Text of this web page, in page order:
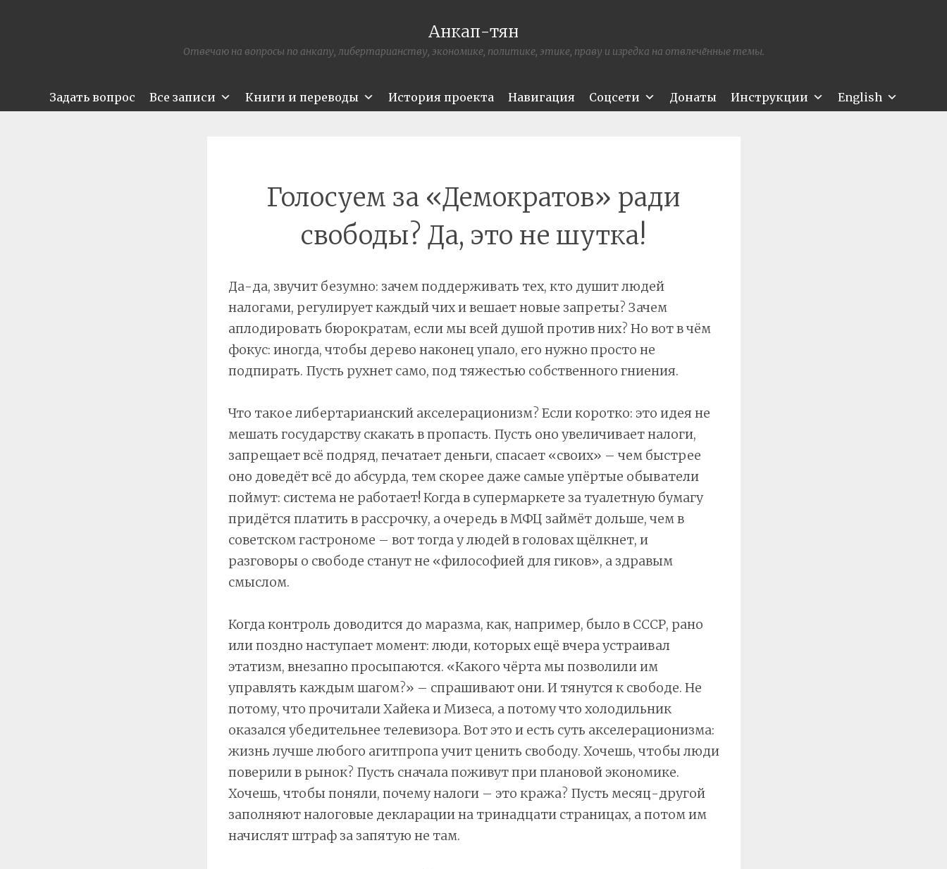
Анкап-тян
Отвечаю на вопросы по анкапу, либертарианству, экономике, политике, этике, праву и изредка на отвлечённые темы.
Задать вопрос Все записи Книги и переводы История проекта Навигация Соцсети Донаты Инструкции English
Голосуем за «Демократов» ради
свободы? Да, это не шутка!
Да-да, звучит безумно: зачем поддерживать тех, кто душит людей
налогами, регулирует каждый чих и вешает новые запреты? Зачем
аплодировать бюрократам, если мы всей душой против них? Но вот в чём
фокус: иногда, чтобы дерево наконец упало, его нужно просто не
подпирать. Пусть рухнет само, под тяжестью собственного гниения.
Что такое либертарианский акселерационизм? Если коротко: это идея не
мешать государству скакать в пропасть. Пусть оно увеличивает налоги,
запрещает всё подряд, печатает деньги, спасает «своих» – чем быстрее
оно доведёт всё до абсурда, тем скорее даже самые упёртые обыватели
поймут: система не работает! Когда в супермаркете за туалетную бумагу
придётся платить в рассрочку, а очередь в МФЦ займёт дольше, чем в
советском гастрономе – вот тогда у людей в головах щёлкнет, и
разговоры о свободе станут не «философией для гиков», а здравым
смыслом.
Когда контроль доводится до маразма, как, например, было в СССР, рано
или поздно наступает момент: люди, которых ещё вчера устраивал
этатизм, внезапно просыпаются. «Какого чёрта мы позволили им
управлять каждым шагом?» – спрашивают они. И тянутся к свободе. Не
потому, что прочитали Хайека и Мизеса, а потому что холодильник
оказался убедительнее телевизора. Вот это и есть суть акселерационизма:
жизнь лучше любого агитпропа учит ценить свободу. Хочешь, чтобы люди
поверили в рынок? Пусть сначала поживут при плановой экономике.
Хочешь, чтобы поняли, почему налоги – это кража? Пусть месяц-другой
заполняют налоговые декларации на тринадцати страницах, а потом им
начислят штраф за запятую не там.